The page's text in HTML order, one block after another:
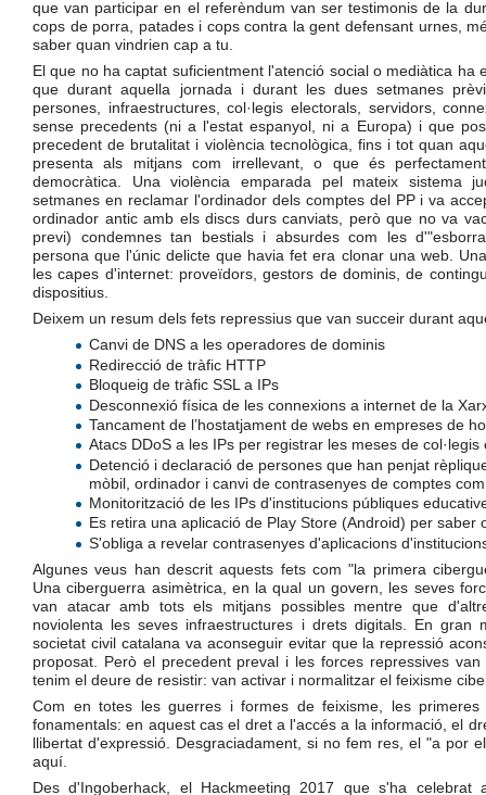
que van participar en el referèndum van ser testimonis de la
cops de porra, patades i cops contra la gent defensant urnes,
saber quan vindrien cap a tu.
El que no ha captat suficientment l'atenció social o mediàtica ha
que durant aquella jornada i durant les dues setmanes
persones, infraestructures, col·legis electorals, servidors,
sense precedents (ni a l'estat espanyol, ni a Europa) i que
precedent de brutalitat i violència tecnològica, fins i tot quan
presenta als mitjans com irrellevant, o que és
democràtica. Una violència emparada pel mateix sistema
setmanes en reclamar l'ordinador dels comptes del PP i va
ordinador antic amb els discs durs canviats, però que no va
previ) condemnes tan bestials i absurdes com les
persona que l'únic delicte que havia fet era clonar una web.
les capes d'internet: proveïdors, gestors de dominis, de
dispositius.
Deixem un resum dels fets repressius que van succeir durant
Canvi de DNS a les operadores de dominis
Redirecció de tràfic HTTP
Bloqueig de tràfic SSL a IPs
Desconnexió física de les connexions a internet de la
Tancament de l’hostatjament de webs en empreses de
Atacs DDoS a les IPs per registrar les meses de col·legis
Detenció i declaració de persones que han penjat
mòbil, ordinador i canvi de contrasenyes de comptes
Monitorització de les IPs d'institucions públiques
Es retira una aplicació de Play Store (Android) per saber
S'obliga a revelar contrasenyes d'aplicacions
Algunes veus han descrit aquests fets com "la primera
Una ciberguerra asimètrica, en la qual un govern, les seves
van atacar amb tots els mitjans possibles mentre que
noviolenta les seves infraestructures i drets digitals. En gran
societat civil catalana va aconseguir evitar que la repressió
proposat. Però el precedent preval i les forces repressives
tenim el deure de resistir: van activar i normalitzar el feixisme
Com en totes les guerres i formes de feixisme, les
fonamentals: en aquest cas el dret a l'accés a la informació, el
llibertat d'expressió. Desgraciadament, si no fem res, el "a por
aquí.
Des d'Ingoberhack, el Hackmeeting 2017 que s'ha celebrat